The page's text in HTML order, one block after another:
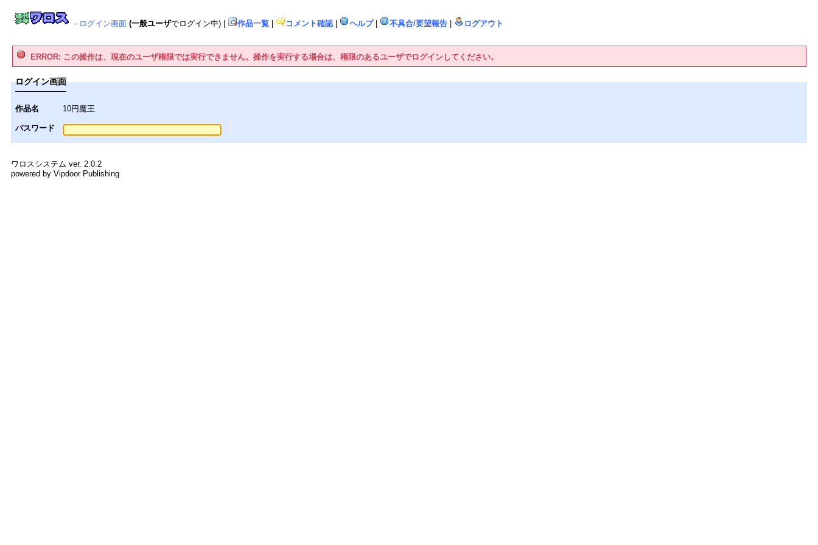
- ログイン画面 (一般ユーザでログイン中) 作品一覧 コメント確認| ヘルプ| 不具合/要望報告 ログアウト
ERROR: この操作は、現在のユーザ権限では実行できません。操作を実行する場合は、権限のあるユーザでログインしてください。
ログイン画面
作品名 10円魔王
パスワード
ワロスシステム ver. 2.0.2
powered by Vipdoor Publishing